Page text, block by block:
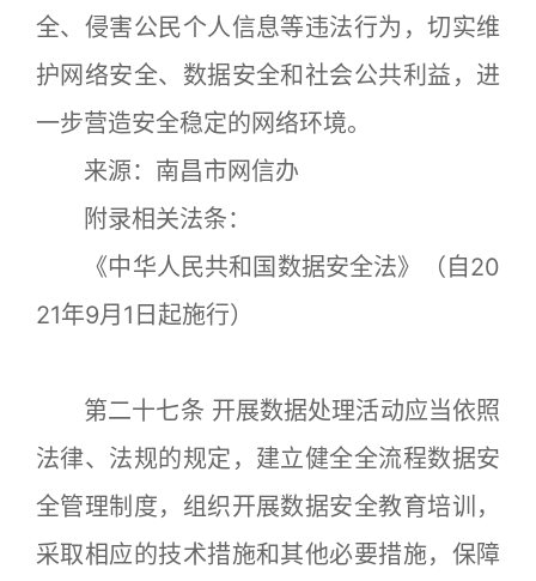
全、侵害公民个人信息等违法行为，切实维
护网络安全、数据安全和社会公共利益，进
一步营造安全稳定的网络环境。
来源：南昌市网信办
附录相关法条：
《中华人民共和国数据安全法》（自20
21年9月1日起施行）
第二十七条 开展数据处理活动应当依照
法律、法规的规定，建立健全全流程数据安
全管理制度，组织开展数据安全教育培训，
采取相应的技术措施和其他必要措施，保障